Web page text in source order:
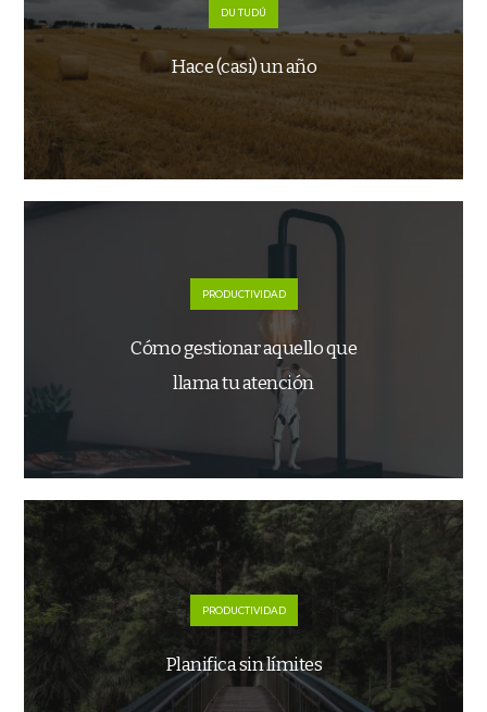
DU TUDÚ
Hace (casi) un año
PRODUCTIVIDAD
Cómo gestionar aquello que
llama tu atención
PRODUCTIVIDAD
Planifica sin límites